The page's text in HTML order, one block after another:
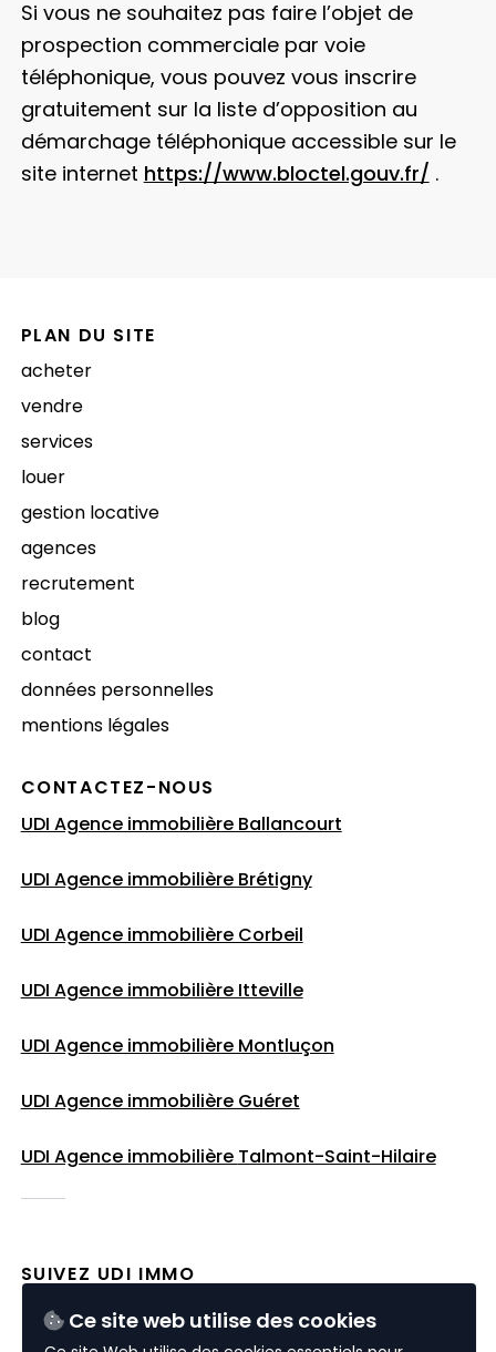
Ce site web utilise des cookies
Si vous ne souhaitez pas faire l’objet de
prospection commerciale par voie
téléphonique, vous pouvez vous inscrire
gratuitement sur la liste d’opposition au
démarchage téléphonique accessible sur le
site internet https://www.bloctel.gouv.fr/ .
PLAN DU SITE
acheter
vendre
services
louer
gestion locative
agences
recrutement
blog
contact
données personnelles
mentions légales
CONTACTEZ-NOUS
UDI Agence immobilière Ballancourt
UDI Agence immobilière Brétigny
UDI Agence immobilière Corbeil
UDI Agence immobilière Itteville
UDI Agence immobilière Montluçon
UDI Agence immobilière Guéret
UDI Agence immobilière Talmont-Saint-Hilaire
SUIVEZ UDI IMMO